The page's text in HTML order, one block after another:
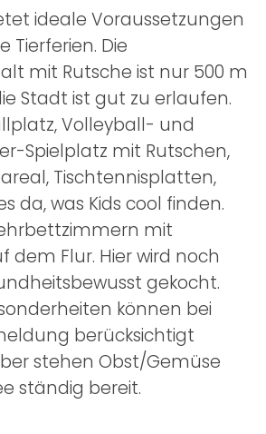
ideale Voraussetzungen
Tierferien. Die
mit Rutsche ist nur 500 m
Stadt ist gut zu erlaufen.
Volleyball- und
Spielplatz mit Rutschen,
Tischtennisplatten,
da, was Kids cool finden.
mit
dem Flur. Hier wird noch
gekocht.
können bei
berücksichtigt
stehen Obst/Gemüse
ständig bereit.